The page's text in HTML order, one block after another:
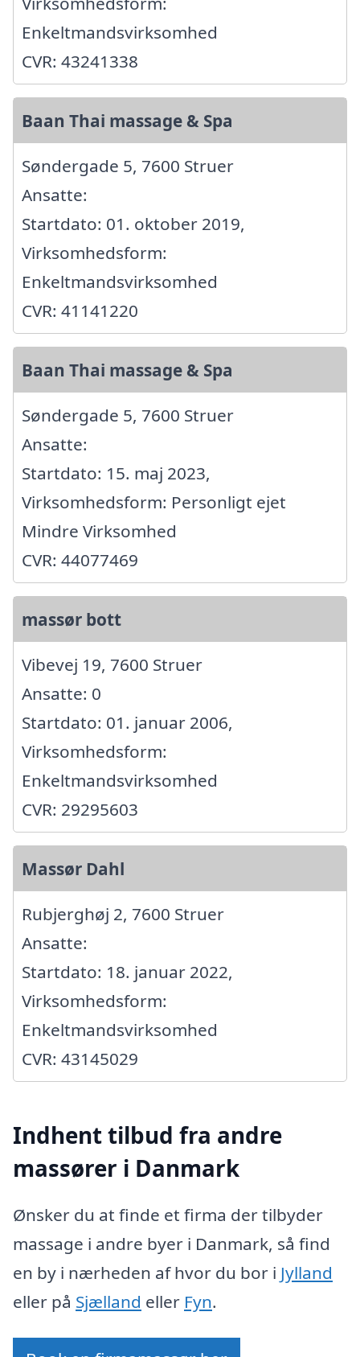
Enkeltmandsvirksomhed
CVR: 43241338
Baan Thai massage & Spa
Søndergade 5, 7600 Struer
Ansatte:
Startdato: 01. oktober 2019,
Virksomhedsform:
Enkeltmandsvirksomhed
CVR: 41141220
Baan Thai massage & Spa
Søndergade 5, 7600 Struer
Ansatte:
Startdato: 15. maj 2023,
Virksomhedsform: Personligt ejet
Mindre Virksomhed
CVR: 44077469
massør bott
Vibevej 19, 7600 Struer
Ansatte: 0
Startdato: 01. januar 2006,
Virksomhedsform:
Enkeltmandsvirksomhed
CVR: 29295603
Massør Dahl
Rubjerghøj 2, 7600 Struer
Ansatte:
Startdato: 18. januar 2022,
Virksomhedsform:
Enkeltmandsvirksomhed
CVR: 43145029
Indhent tilbud fra andre
massører i Danmark
Ønsker du at finde et firma der tilbyder
massage i andre byer i Danmark, så find
en by i nærheden af hvor du bor i Jylland
eller på Sjælland eller Fyn.